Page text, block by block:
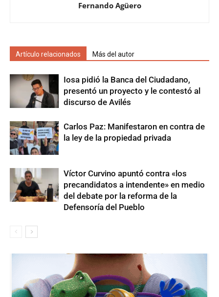
Fernando Agüero
Artículo relacionados Más del autor
Iosa pidió la Banca del Ciudadano,
presentó un proyecto y le contestó al
discurso de Avilés
Carlos Paz: Manifestaron en contra de
la ley de la propiedad privada
Víctor Curvino apuntó contra «los
precandidatos a intendente» en medio
del debate por la reforma de la
Defensoría del Pueblo